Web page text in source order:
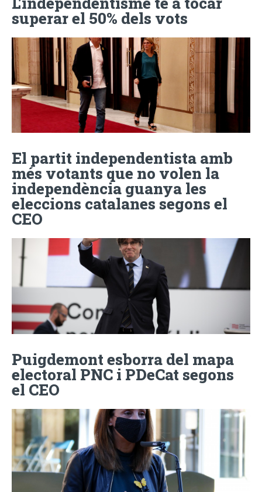
superar el 50% dels vots
El partit independentista amb
més votants que no volen la
independència guanya les
eleccions catalanes segons el
CEO
Puigdemont esborra del mapa
electoral PNC i PDeCat segons
el CEO